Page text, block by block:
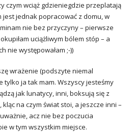
czym wciąż gdzieniegdzie przeplatają
jest jednak popracować z domu, w
nie bez przyczyny – pierwsze
uciążliwym bólem stóp – a
nie występowałam ;-))
wrażenie (podszyte niemal
tylko ja tak mam. Wszyscy jesteśmy
jak lunatycy, inni, boksują się z
na czym świat stoi, a jeszcze inni –
acz nie bez poczucia
w tym wszystkim miejsce.